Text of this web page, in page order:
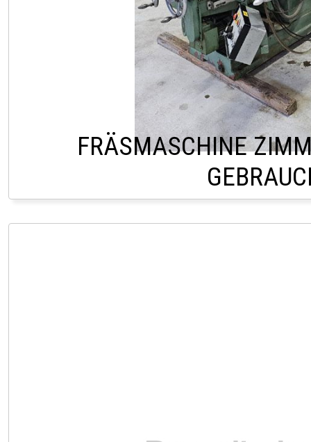
FRÄSMASCHINE